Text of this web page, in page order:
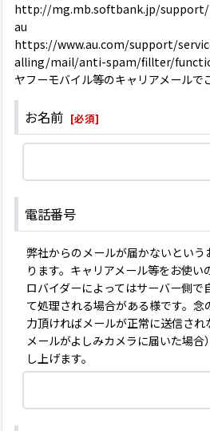
http://mg.mb.softbank.jp/support/
au
https://www.au.com/support/
alling/mail/anti-spam/fillter/
ヤフーモバイル等のキャリアメールで
お名前 [必須]
電話番号
弊社からのメールが届かないとい
ります。キャリアメール等をお使
ロバイダーによってはサーバー側で
て処理される場合がある様です。
力頂ければメールが正常に送信さ
メールがよしみカメラに届いた場
し上げます。